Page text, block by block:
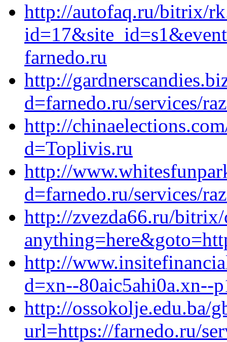
http://autofaq.ru/bitrix/
farnedo.ru
http://
d=farnedo.ru/services/
http://
d=Toplivis.ru
http://
d=farnedo.ru/services/
http://zvezda66.ru/
http://
d=xn--80aic5ahi0a.xn--
http://ossokolje.edu.ba/
url=https://farnedo.ru/